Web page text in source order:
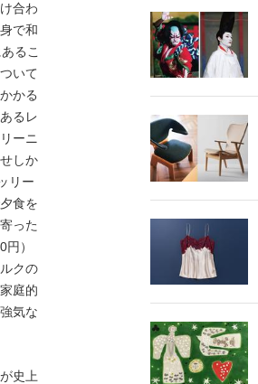
合わ
で和
るこ
いて
かる
るレ
ーニ
しか
リー
食を
った
）
クの
庭的
気な
史上